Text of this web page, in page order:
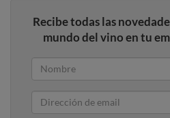
Recibe todas las
mundo del vino en tu